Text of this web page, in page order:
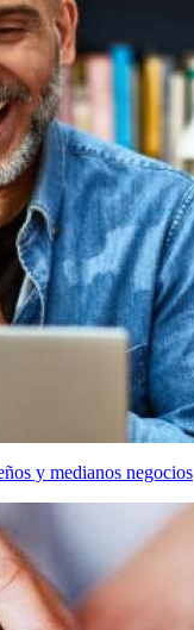
y medianos negocios